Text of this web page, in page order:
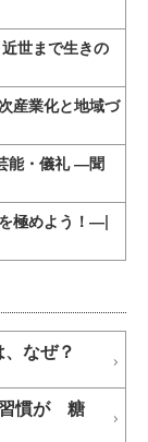
世まで生きの
産業化と地域づ
能・儀礼 ―聞
極めよう！―|
なぜ？
習慣が 糖